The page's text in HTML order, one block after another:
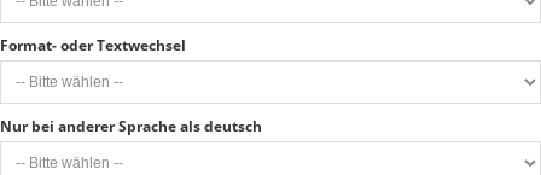
Format- oder Textwechsel
Nur bei anderer Sprache als deutsch